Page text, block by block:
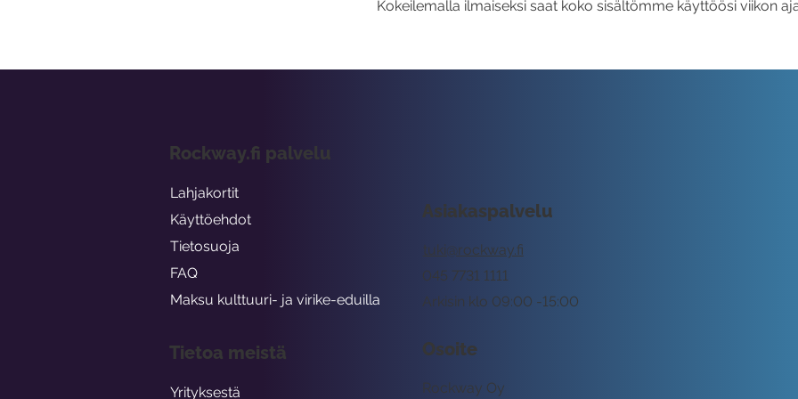
Kokeilemalla ilmaiseksi saat koko sisältömme käyttöösi viikon
Asiakaspalvelu
tuki@rockway.fi
Arkisin klo 09:00 -15:00
045 7731 1111
Osoite
Rockway Oy
Rockway.fi palvelu
Lahjakortit
Käyttöehdot
Tietosuoja
FAQ
Maksu kulttuuri- ja virike-eduilla
Tietoa meistä
Yrityksestä